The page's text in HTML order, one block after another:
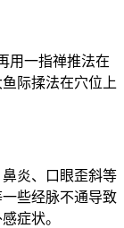
用一指禅推法在
际揉法在穴位上
炎、口眼歪斜等
些经脉不通导致
症状。